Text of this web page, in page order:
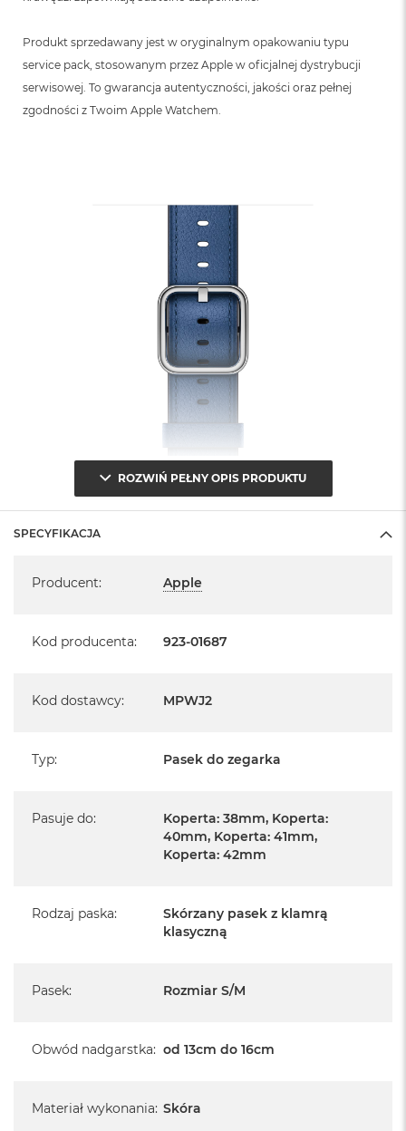
Produkt sprzedawany jest w oryginalnym opakowaniu typu
service pack, stosowanym przez Apple w oficjalnej dystrybucji
serwisowej. To gwarancja autentyczności, jakości oraz pełnej
zgodności z Twoim Apple Watchem.
ROZWIŃ PEŁNY OPIS PRODUKTU
SPECYFIKACJA
Producent: Apple
Kod producenta: 923-01687
Kod dostawcy: MPWJ2
Typ: Pasek do zegarka
Pasuje do:
Koperta: 38mm, Koperta:
40mm, Koperta: 41mm,
Koperta: 42mm
Rodzaj paska:
Skórzany pasek z klamrą
klasyczną
Pasek: Rozmiar S/M
Obwód nadgarstka: od 13cm do 16cm
Materiał wykonania: Skóra